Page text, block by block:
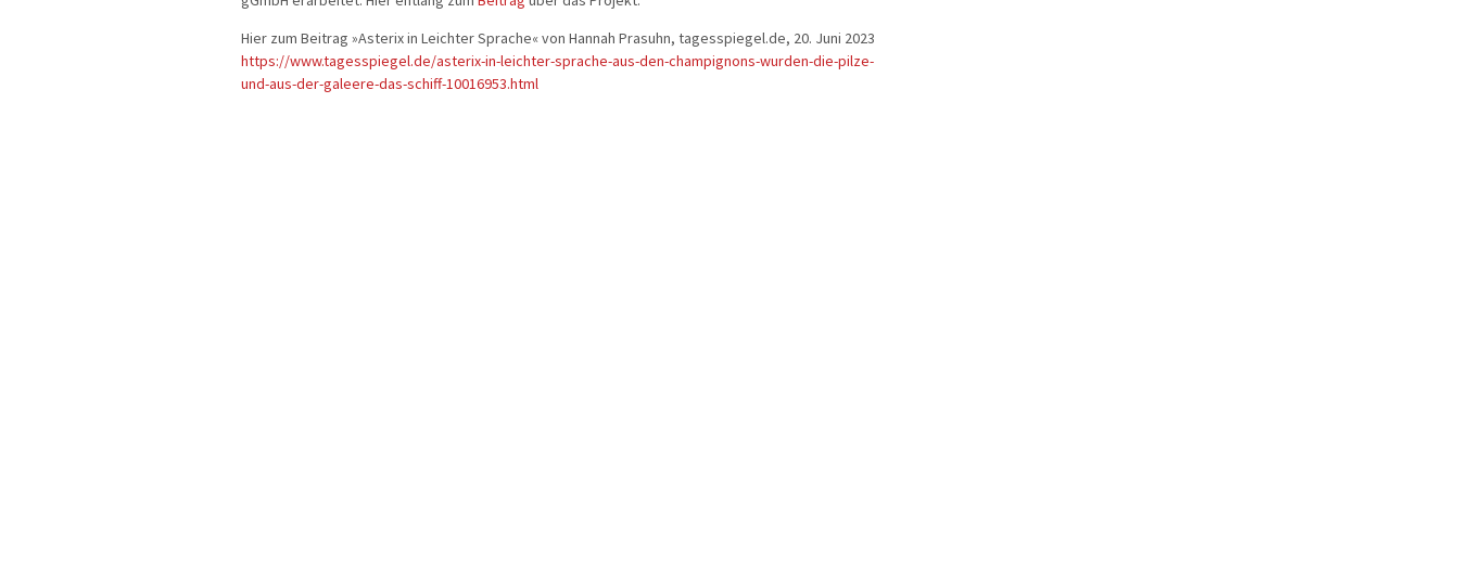
Hier zum Beitrag »Asterix in Leichter Sprache« von Hannah Prasuhn, tagesspiegel.de, 20. Juni 2023
https://www.tagesspiegel.de/asterix-in-leichter-sprache-aus-den-champignons-wurden-die-pilze-
und-aus-der-galeere-das-schiff-10016953.html